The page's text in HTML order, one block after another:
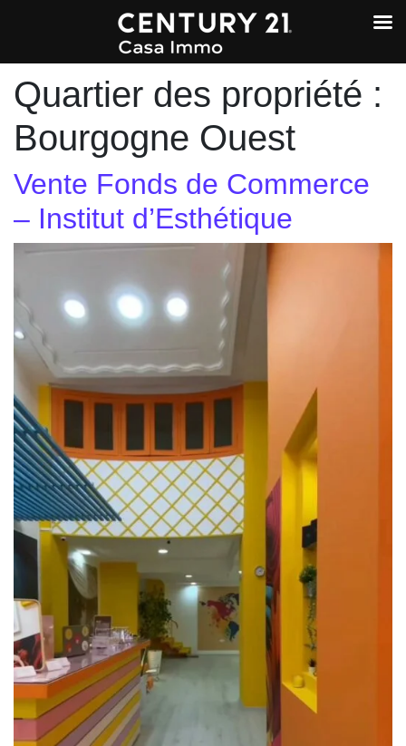
Quartier des propriété :
Bourgogne Ouest
Vente Fonds de Commerce
– Institut d’Esthétique